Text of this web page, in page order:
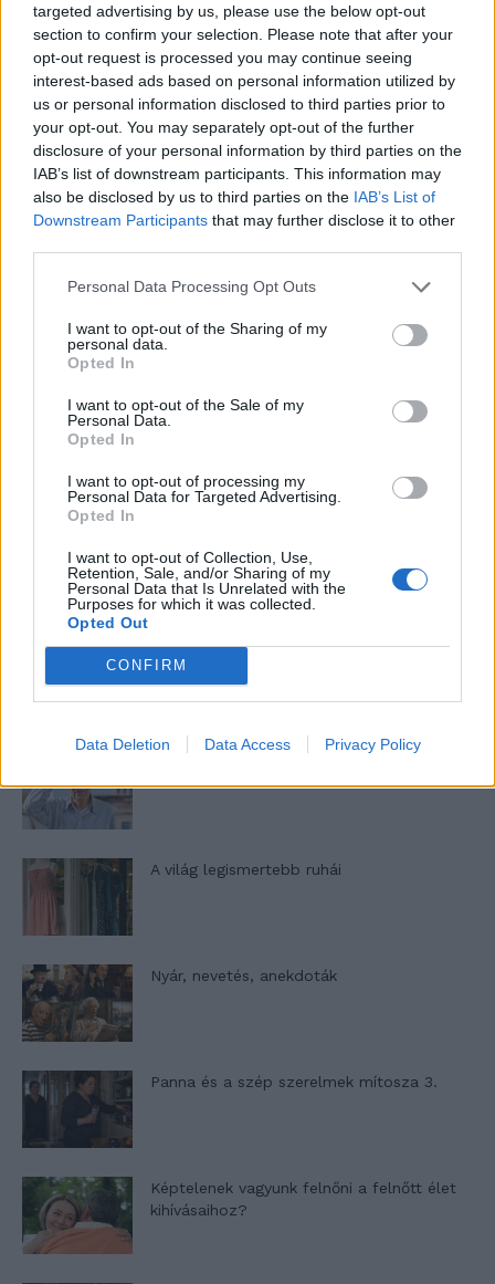
targeted advertising by us, please use the below opt-out
section to confirm your selection. Please note that after your
opt-out request is processed you may continue seeing
interest-based ads based on personal information utilized by
us or personal information disclosed to third parties prior to
your opt-out. You may separately opt-out of the further
disclosure of your personal information by third parties on the
IAB’s list of downstream participants. This information may
also be disclosed by us to third parties on the IAB’s List of
Downstream Participants that may further disclose it to other
Personal Data Processing Opt Outs
I want to opt-out of the Sharing of my
personal data.
Opted In
I want to opt-out of the Sale of my
Personal Data.
Opted In
I want to opt-out of processing my
Personal Data for Targeted Advertising.
Opted In
I want to opt-out of Collection, Use,
Retention, Sale, and/or Sharing of my
Personal Data that Is Unrelated with the
Purposes for which it was collected.
Opted Out
CONFIRM
Data Deletion Data Access Privacy Policy
Szent Genovéva, a túlélő Franciaország
jelképe
Minka 12. rész
Minka 11. rész
T. szereti a fiatal lányokat 14. rész
A legidegesítőbb kifejezések laza
gyűjteménye
Elyna Robbs: Adéle és az örökölt árnyak
A világ legismertebb ruhái
Nyár, nevetés, anekdoták
Panna és a szép szerelmek mítosza 3.
Képtelenek vagyunk felnőni a felnőtt élet
kihívásaihoz?